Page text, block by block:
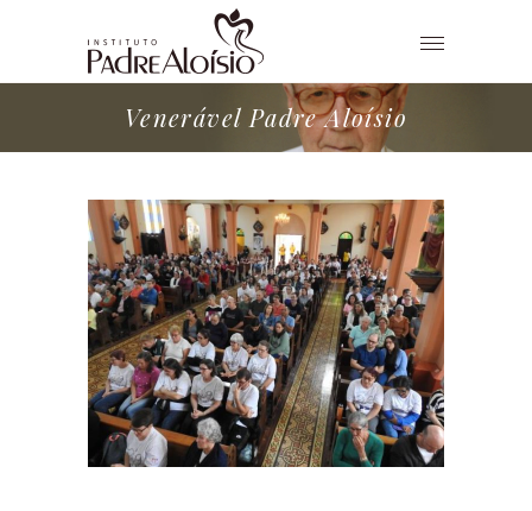
Venerável Padre Aloísio